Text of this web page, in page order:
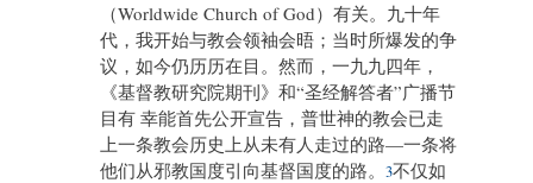
（Worldwide Church of God）有关。九十年
代，我开始与教会领袖会晤；当时所爆发的争
议，如今仍历历在目。然而，一九九四年，
《基督教研究院期刊》和“圣经解答者”广播节
目有 幸能首先公开宣告，普世神的教会已走
上一条教会历史上从未有人走过的路—一条将
他们从邪教国度引向基督国度的路。 3不仅如